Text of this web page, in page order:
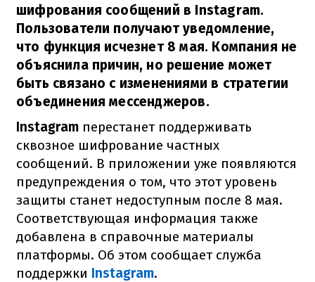
шифрования сообщений в Instagram.
Пользователи получают уведомление,
что функция исчезнет 8 мая. Компания не
объяснила причин, но решение может
быть связано с изменениями в стратегии
объединения мессенджеров.
Instagram перестанет поддерживать
сквозное шифрование частных
сообщений. В приложении уже появляются
предупреждения о том, что этот уровень
защиты станет недоступным после 8 мая.
Соответствующая информация также
добавлена в справочные материалы
платформы. Об этом сообщает служба
поддержки Instagram.